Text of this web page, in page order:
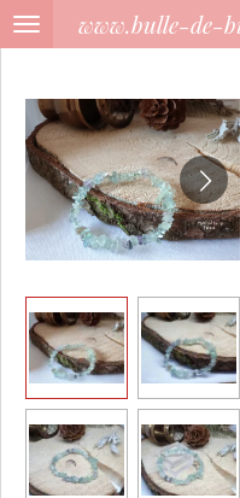
Passer
principal
www.bulle-de-